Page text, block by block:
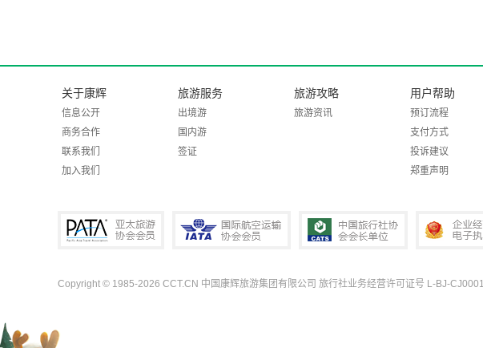
关于康辉
信息公开
商务合作
联系我们
加入我们
旅游服务
出境游
国内游
签证
旅游攻略
旅游资讯
用户帮助
预订流程
支付方式
投诉建议
郑重声明
Copyright © 1985-2026 CCT.CN 中国康辉旅游集团有限公司 旅行社业务经营许可证号 L-BJ-